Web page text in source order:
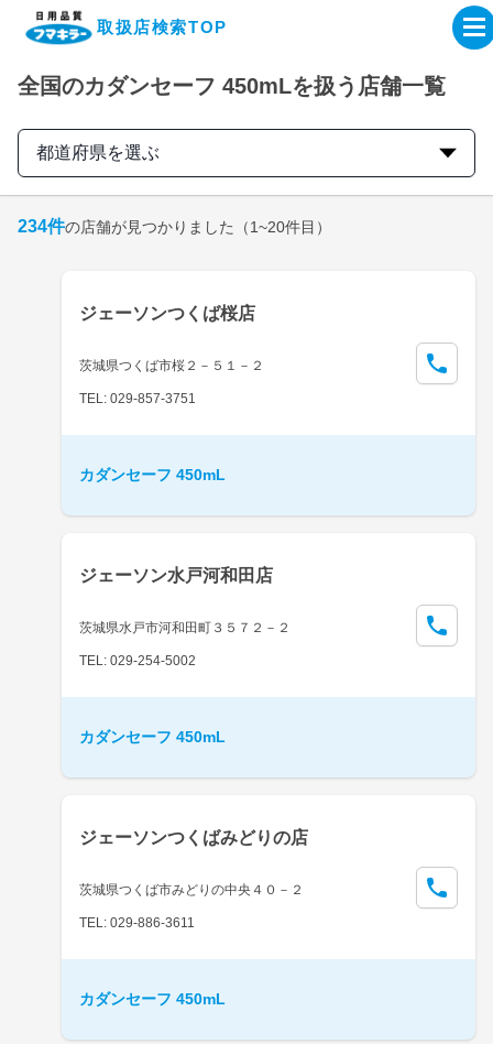
取扱店検索TOP
企業・IR情報サイト
製品情報サイト
オンラインショップ
全国のカダンセーフ 450mLを扱う店舗一覧
都道府県を選ぶ
234件の店舗が見つかりました （1~20件目）
ジェーソンつくば桜店
茨城県つくば市桜２－５１－２
TEL: 029-857-3751
カダンセーフ 450mL
ジェーソン水戸河和田店
茨城県水戸市河和田町３５７２－２
TEL: 029-254-5002
カダンセーフ 450mL
ジェーソンつくばみどりの店
茨城県つくば市みどりの中央４０－２
TEL: 029-886-3611
カダンセーフ 450mL